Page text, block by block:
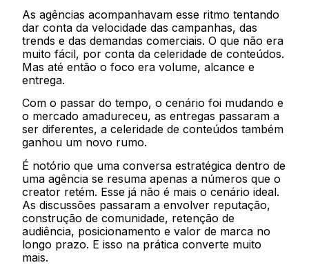
As agências acompanhavam esse ritmo tentando
dar conta da velocidade das campanhas, das
trends e das demandas comerciais. O que não era
muito fácil, por conta da celeridade de conteúdos.
Mas até então o foco era volume, alcance e
entrega.
Com o passar do tempo, o cenário foi mudando e
o mercado amadureceu, as entregas passaram a
ser diferentes, a celeridade de conteúdos também
ganhou um novo rumo.
É notório que uma conversa estratégica dentro de
uma agência se resuma apenas a números que o
creator retém. Esse já não é mais o cenário ideal.
As discussões passaram a envolver reputação,
construção de comunidade, retenção de
audiência, posicionamento e valor de marca no
longo prazo. E isso na prática converte muito
mais.